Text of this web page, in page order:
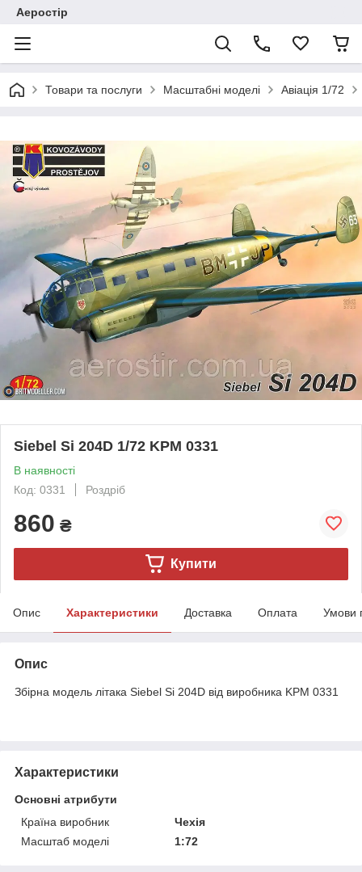
Аеростір
Товари та послуги Масштабні моделі Авіація 1/72
Siebel Si 204D 1/72 KPM 0331
В наявності
Код: 0331
Роздріб
860 ₴
Купити
Опис Характеристики Доставка Оплата Умови
Опис
Збірна модель літака Siebel Si 204D від виробника KPM 0331
Характеристики
Основні атрибути
Країна виробник
Чехія
Масштаб моделі
1:72